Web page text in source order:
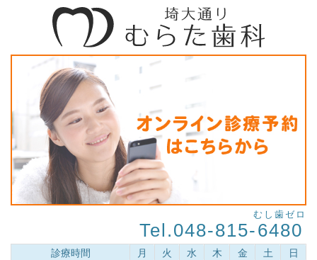
Tel.048-815-6480
むし歯ゼロ
診療時間 月 火 水 木 金 土
日